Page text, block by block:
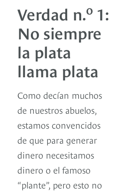
Verdad n.o 1:
No siempre
la plata
llama plata
Como decían muchos
de nuestros abuelos,
estamos convencidos
de que para generar
dinero necesitamos
dinero o el famoso
“plante”, pero esto no